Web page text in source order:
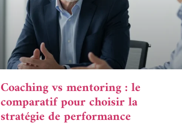
Coaching vs mentoring : le
comparatif pour choisir la
stratégie de performance